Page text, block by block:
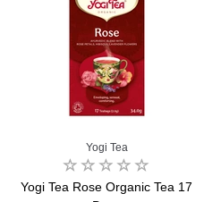
Yogi Tea
Yogi Tea Rose Organic Tea 17